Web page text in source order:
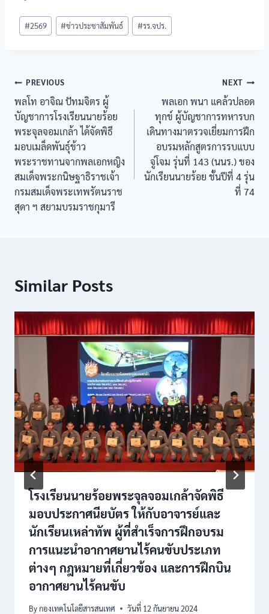
#2569 #ข่าวประชาสัมพันธ์ #รร.จปร.
PREVIOUS
พลโท อาจิณ ปัทมจิตร ผู้
บัญชาการโรงเรียนนายร้อย
พระจุลจอมเกล้า ได้จัดพิธี
มอบเมล็ดพันธุ์ข้าว
พระราชทานจากพลเอกหญิง
สมเด็จพระกนิษฐาธิราชเจ้า
กรมสมเด็จพระเทพรัตนราช
สุดา ฯ สยามบรมราชกุมารี
NEXT
พลเอก พนา แคล้วปลอด
ทุกข์ ผู้บัญชาการทหารบก
เดินทางมาตรวจเยี่ยมการฝึก
อบรมหลักสูตรการรบแบบ
จู่โจม รุ่นที่ 143 (นนร.) ของ
นักเรียนนายร้อย ชั้นปีที่ 4 รุ่น
ที่ 74
Similar Posts
โรงเรียนนายร้อยพระจุลจอมเกล้าจัดพิธี
มอบประกาศนียบัตร ให้กับอาจารย์และ
นักเรียนเหล่าทัพ ผู้ที่สำเร็จการฝึกอบรม
การแนะนำอากาศยานไร้คนขับประเภท
ต่างๆ กฎหมายที่เกี่ยวข้อง และการฝึกบิน
อากาศยานไร้คนขับ
Byกองเทคโนโลยีสารสนเทศ วันที่ 12 กันยายน 2024